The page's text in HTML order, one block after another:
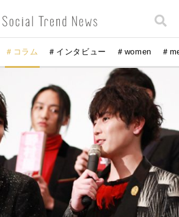
＃コラム ＃インタビュー ＃women ＃